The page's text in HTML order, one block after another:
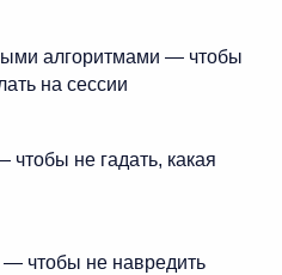
алгоритмами — чтобы
на сессии
не гадать, какая
— чтобы не навредить